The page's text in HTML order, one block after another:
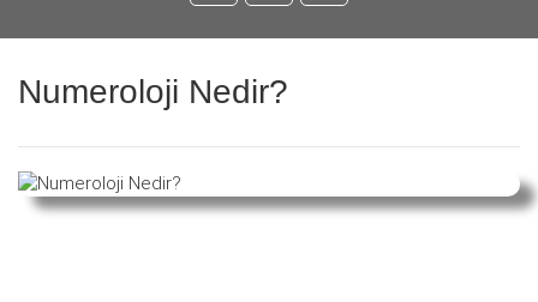
Numeroloji Nedir?